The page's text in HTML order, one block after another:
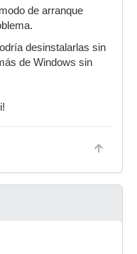
de arranque
desinstalarlas sin
de Windows sin